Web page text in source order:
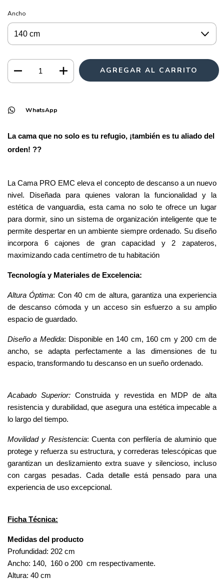
Ancho
WhatsApp
La cama que no solo es tu refugio, ¡también es tu aliado del
orden! ??
La Cama PRO EMC eleva el concepto de descanso a un nuevo
nivel. Diseñada para quienes valoran la funcionalidad y la
estética de vanguardia, esta cama no solo te ofrece un lugar
para dormir, sino un sistema de organización inteligente que te
permite despertar en un ambiente siempre ordenado. Su diseño
incorpora 6 cajones de gran capacidad y 2 zapateros,
maximizando cada centímetro de tu habitación
Tecnología y Materiales de Excelencia:
Altura Óptima: Con 40 cm de altura, garantiza una experiencia
de descanso cómoda y un acceso sin esfuerzo a su amplio
espacio de guardado.
Diseño a Medida: Disponible en 140 cm, 160 cm y 200 cm de
ancho, se adapta perfectamente a las dimensiones de tu
espacio, transformando tu descanso en un sueño ordenado.
Acabado Superior: Construida y revestida en MDP de alta
resistencia y durabilidad, que asegura una estética impecable a
lo largo del tiempo.
Movilidad y Resistencia: Cuenta con perfilería de aluminio que
protege y refuerza su estructura, y correderas telescópicas que
garantizan un deslizamiento extra suave y silencioso, incluso
con cargas pesadas. Cada detalle está pensado para una
experiencia de uso excepcional.
Ficha Técnica:
Medidas del producto
Profundidad: 202 cm
Ancho: 140,  160 o 200  cm respectivamente.
Altura: 40 cm